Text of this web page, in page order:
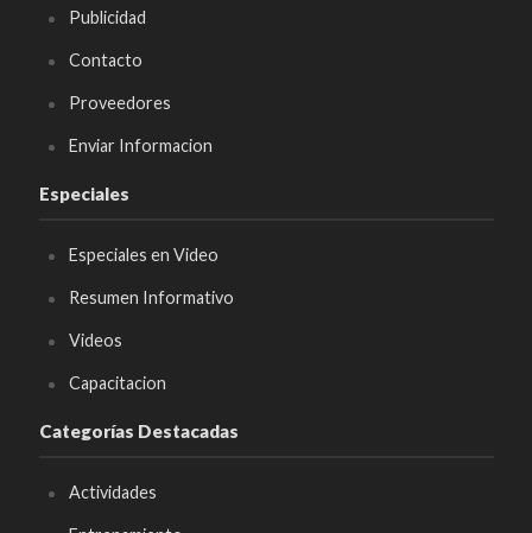
Publicidad
Contacto
Proveedores
Enviar Informacion
Especiales
Especiales en Video
Resumen Informativo
Videos
Capacitacion
Categorías Destacadas
Actividades